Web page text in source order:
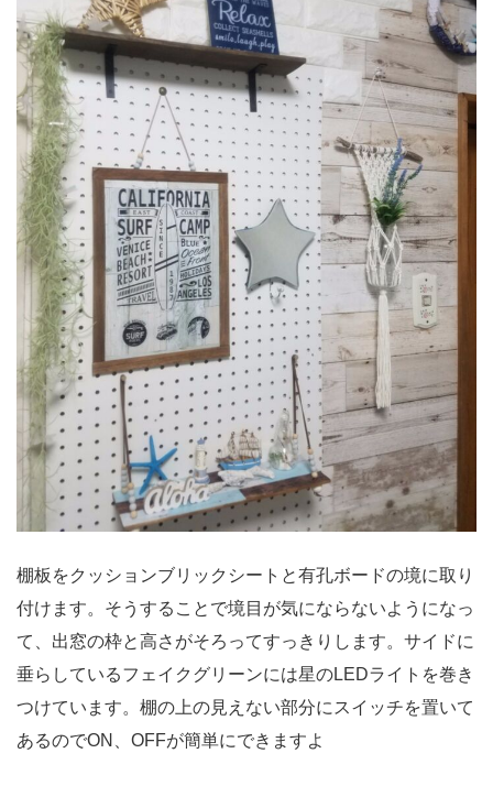
棚板をクッションブリックシートと有孔ボードの境に取り
付けます。そうすることで境目が気にならないようになっ
て、出窓の枠と高さがそろってすっきりします。サイドに
垂らしているフェイクグリーンには星のLEDライトを巻き
つけています。棚の上の見えない部分にスイッチを置いて
あるのでON、OFFが簡単にできますよ